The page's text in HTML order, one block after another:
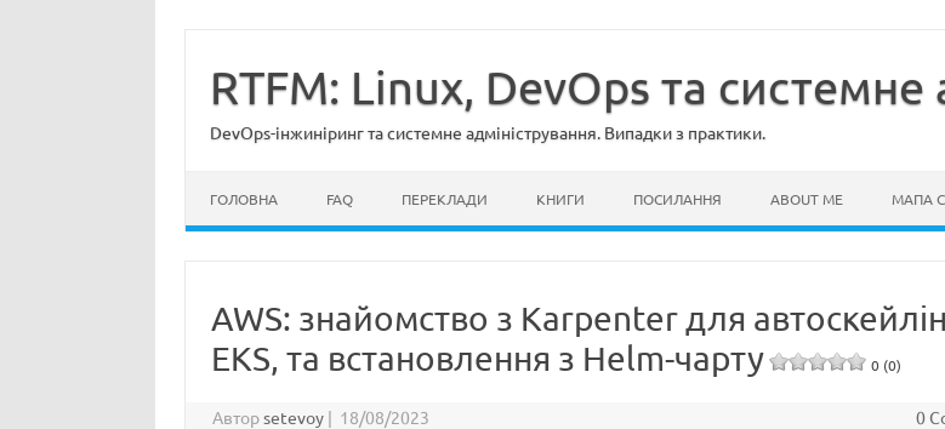
вмістуRTFM: Linux, DevOps та системне
DevOps-інжиніринг та системне адміністрування. Випадки з практики.
ГОЛОВНА FAQ ПЕРЕКЛАДИ КНИГИ ПОСИЛАННЯ ABOUT ME МАПА
AWS: знайомство з Karpenter для
EKS, та встановлення з Helm-чарту
0 (0)
Авторsetevoy | 18/08/2023 0